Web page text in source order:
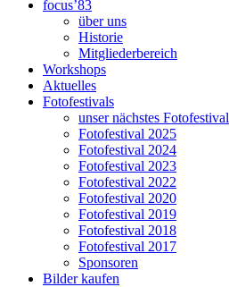
focus’83
über uns
Historie
Mitgliederbereich
Workshops
Aktuelles
Fotofestivals
unser nächstes Fotofestival
Fotofestival 2025
Fotofestival 2024
Fotofestival 2023
Fotofestival 2022
Fotofestival 2020
Fotofestival 2019
Fotofestival 2018
Fotofestival 2017
Sponsoren
Bilder kaufen